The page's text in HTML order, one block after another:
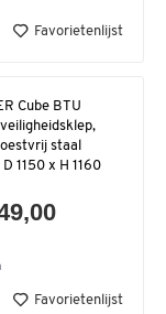
Favorietenlijst
Cube BTU
staal
1150 x H 1160
Favorietenlijst